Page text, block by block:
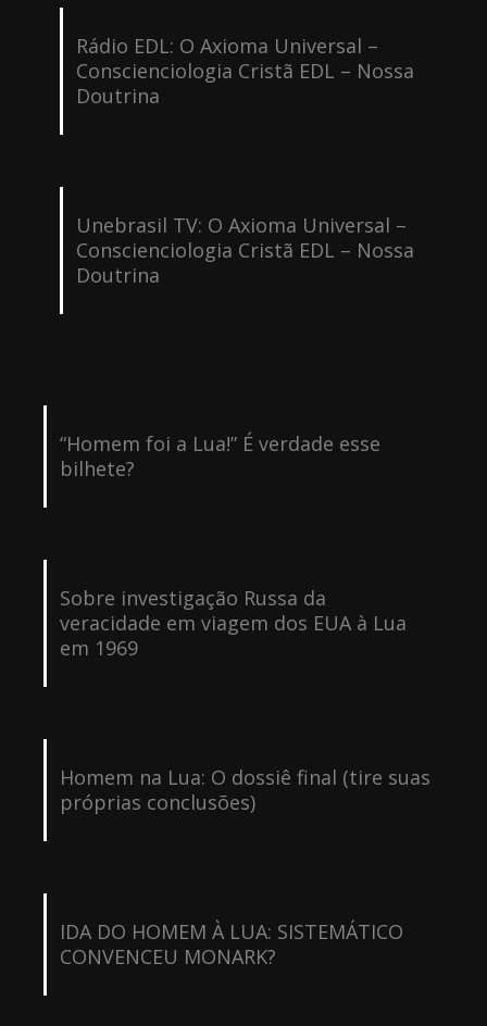
Rádio EDL: O Axioma Universal –
Conscienciologia Cristã EDL – Nossa
Doutrina
Unebrasil TV: O Axioma Universal –
Conscienciologia Cristã EDL – Nossa
Doutrina
“Homem foi a Lua!” É verdade esse
bilhete?
Sobre investigação Russa da
veracidade em viagem dos EUA à Lua
em 1969
Homem na Lua: O dossiê final (tire suas
próprias conclusões)
IDA DO HOMEM À LUA: SISTEMÁTICO
CONVENCEU MONARK?